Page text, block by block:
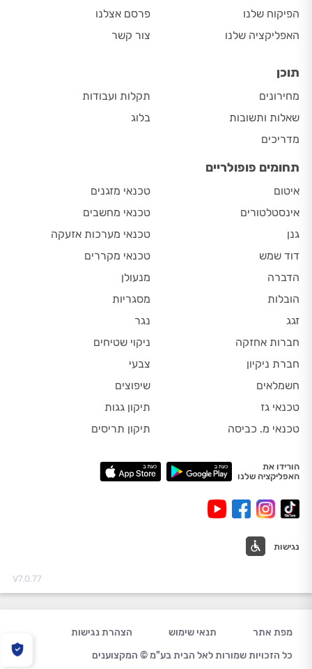
הפיקוח שלנו
האפליקציה שלנו
פרסם אצלנו
צור קשר
תוכן
מחירונים
שאלות ותשובות
מדריכים
תקלות ועבודות
בלוג
תחומים פופולריים
איטום
אינסטלטורים
גנן
דוד שמש
הדברה
הובלות
זגג
חברות אחזקה
חברת ניקיון
חשמלאים
טכנאי גז
טכנאי מ. כביסה
טכנאי מזגנים
טכנאי מחשבים
טכנאי מערכות אזעקה
טכנאי מקררים
מנעולן
מסגריות
נגר
ניקוי שטיחים
צבעי
שיפוצים
תיקון גגות
תיקון תריסים
הורידו את
האפליקציה שלנו
נגישות
V7.0.77
מפת אתר תנאי שימוש
הצהרת נגישות
כל הזכויות שמורות לאל הבית בע"מ © המקצוענים